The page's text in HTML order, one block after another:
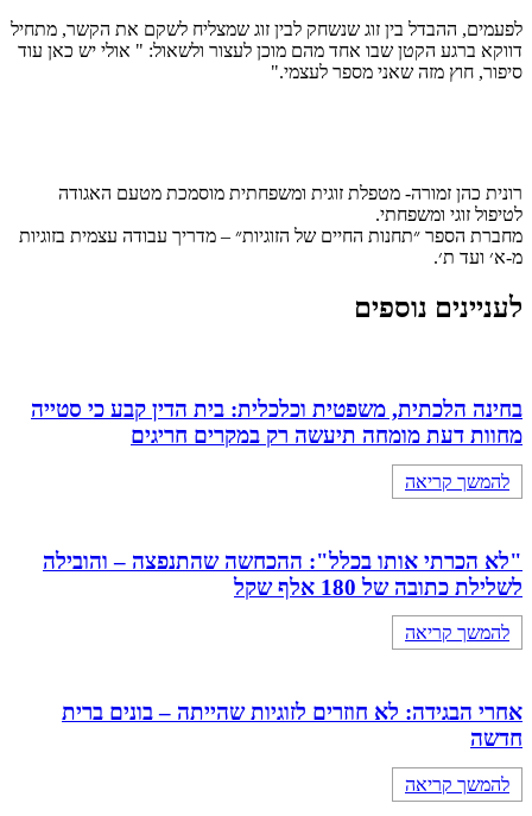
לפעמים, ההבדל בין זוג שנשחק לבין זוג שמצליח לשקם את הקשר, מתחיל
דווקא ברגע הקטן שבו אחד מהם מוכן לעצור ולשאול: " אולי יש כאן עוד
סיפור, חוץ מזה שאני מספר לעצמי."
רונית כהן זמורה- מטפלת זוגית ומשפחתית מוסמכת מטעם האגודה
לטיפול זוגי ומשפחתי.
מחברת הספר ״תחנות החיים של הזוגיות״ – מדריך עבודה עצמית בזוגיות
מ-א׳ ועד ת׳.
לעניינים נוספים
בחינה הלכתית, משפטית וכלכלית: בית הדין קבע כי סטייה
מחוות דעת מומחה תיעשה רק במקרים חריגים
להמשך קריאה
"לא הכרתי אותו בכלל": ההכחשה שהתנפצה – והובילה
לשלילת כתובה של 180 אלף שקל
להמשך קריאה
אחרי הבגידה: לא חוזרים לזוגיות שהייתה – בונים ברית
חדשה
להמשך קריאה